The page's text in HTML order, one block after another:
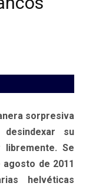
sorpresiva
su
Se
de 2011
helvéticas